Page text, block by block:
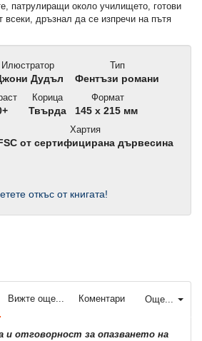
патрулиращи около училището, готови
всеки, дръзнал да се изпречи на пътя
Илюстратор
Дудъл
Тип
Фентъзи романи
Корица
Твърда
Формат
145 x 215 мм
Хартия
FSC от сертифицирана дървесина
откъс от книгата!
Още...
Вижте още... Коментари
и отговорност за опазването на